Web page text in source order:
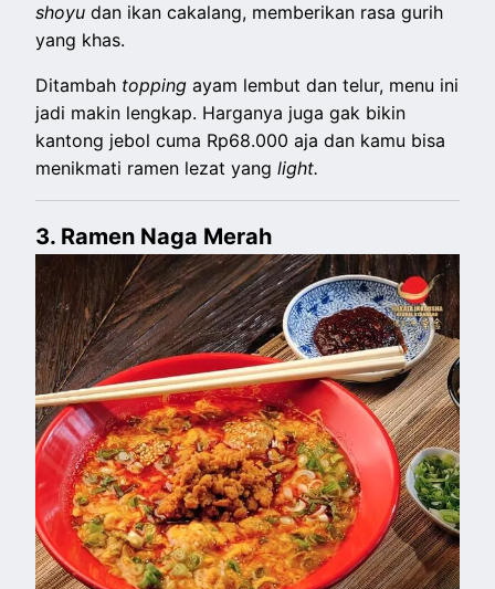
shoyudan ikan cakalang, memberikan rasa gurih
yang khas.
Ditambah toppingayam lembut dan telur, menu ini
jadi makin lengkap. Harganya juga gak bikin
kantong jebol cuma Rp68.000 aja dan kamu bisa
menikmati ramen lezat yanglight.
3. Ramen Naga Merah